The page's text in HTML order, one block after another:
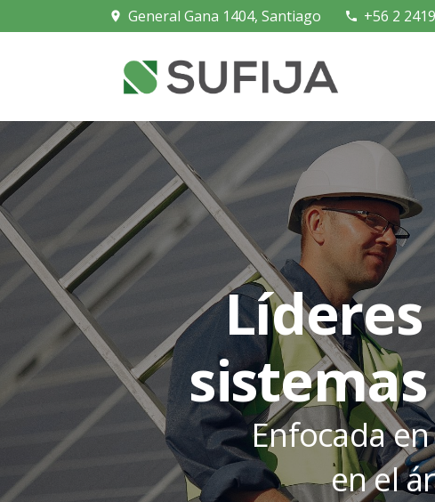
place General Gana 1404, Santiago phone +56 2
Enfocada
en el